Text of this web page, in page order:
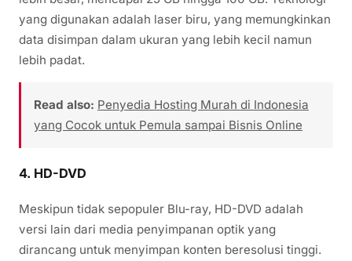
yang digunakan adalah laser biru, yang memungkinkan
data disimpan dalam ukuran yang lebih kecil namun
lebih padat.
Read also: Penyedia Hosting Murah di Indonesia
yang Cocok untuk Pemula sampai Bisnis Online
4. HD-DVD
Meskipun tidak sepopuler Blu-ray, HD-DVD adalah
versi lain dari media penyimpanan optik yang
dirancang untuk menyimpan konten beresolusi tinggi.